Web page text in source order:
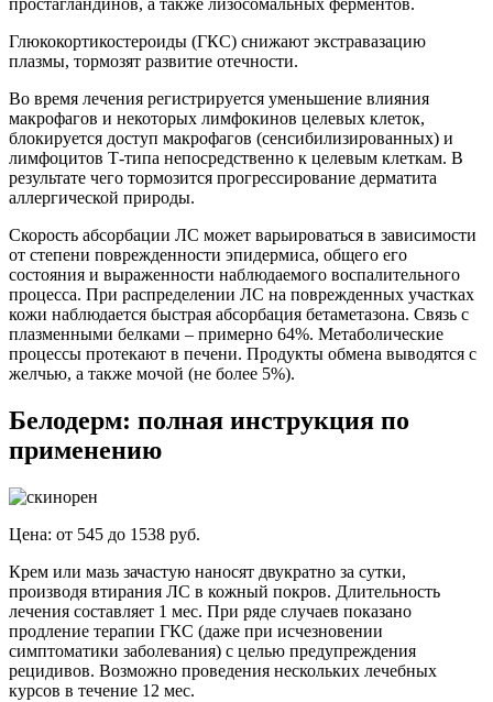
простагландинов, а также лизосомальных ферментов.
Глюкокортикостероиды (ГКС) снижают экстравазацию
плазмы, тормозят развитие отечности.
Во время лечения регистрируется уменьшение влияния
макрофагов и некоторых лимфокинов целевых клеток,
блокируется доступ макрофагов (сенсибилизированных) и
лимфоцитов Т-типа непосредственно к целевым клеткам. В
результате чего тормозится прогрессирование дерматита
аллергической природы.
Скорость абсорбации ЛС может варьироваться в зависимости
от степени поврежденности эпидермиса, общего его
состояния и выраженности наблюдаемого воспалительного
процесса. При распределении ЛС на поврежденных участках
кожи наблюдается быстрая абсорбация бетаметазона. Связь с
плазменными белками – примерно 64%. Метаболические
процессы протекают в печени. Продукты обмена выводятся с
желчью, а также мочой (не более 5%).
Белодерм: полная инструкция по
применению
Цена: от 545 до 1538 руб.
Крем или мазь зачастую наносят двукратно за сутки,
производя втирания ЛС в кожный покров. Длительность
лечения составляет 1 мес. При ряде случаев показано
продление терапии ГКС (даже при исчезновении
симптоматики заболевания) с целью предупреждения
рецидивов. Возможно проведения нескольких лечебных
курсов в течение 12 мес.